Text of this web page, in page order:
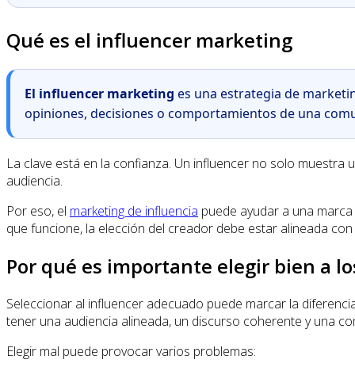
Qué es el influencer marketing
El influencer marketing es una estrategia de
opiniones, decisiones o comportamientos de una
La clave está en la confianza. Un influencer no solo
audiencia.
Por eso, el marketing de influencia puede ayudar a una
que funcione, la elección del creador debe estar alineada
Por qué es importante elegir bien a
Seleccionar al influencer adecuado puede marcar la
tener una audiencia alineada, un discurso coherente y una
Elegir mal puede provocar varios problemas: